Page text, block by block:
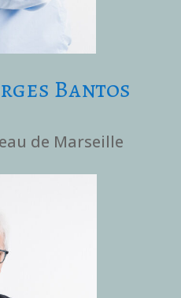
Bantos
de Marseille